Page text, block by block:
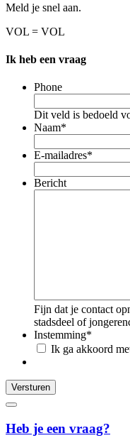
Meld je snel aan.
VOL = VOL
Ik heb een vraag
Phone
Dit veld is bedoeld
Naam*
E-mailadres*
Bericht
Fijn dat je contact
stadsdeel of
Instemming*
Ik ga akkoord
Versturen
Heb je een vraag?